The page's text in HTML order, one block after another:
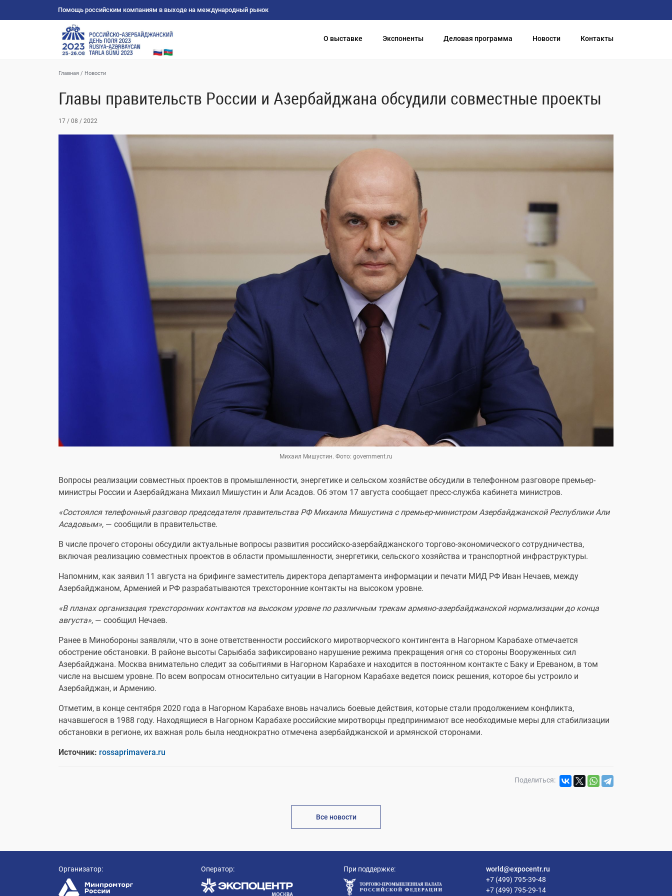
Помощь российским компаниям в выходе на международный рынок
О выставке Экспоненты Деловая программа Новости Контакты
Главная / Новости
Главы правительств России и Азербайджана обсудили совместные проекты
17 / 08 / 2022
Михаил Мишустин. Фото: government.ru
Вопросы реализации совместных проектов в промышленности, энергетике и сельском хозяйстве обсудили в телефонном разговоре премьер-
министры России и Азербайджана Михаил Мишустин и Али Асадов. Об этом 17 августа сообщает пресс-служба кабинета министров.
«Состоялся телефонный разговор председателя правительства РФ Михаила Мишустина с премьер-министром Азербайджанской Республики Али
Асадовым», — сообщили в правительстве.
В числе прочего стороны обсудили актуальные вопросы развития российско-азербайджанского торгово-экономического сотрудничества,
включая реализацию совместных проектов в области промышленности, энергетики, сельского хозяйства и транспортной инфраструктуры.
Напомним, как заявил 11 августа на брифинге заместитель директора департамента информации и печати МИД РФ Иван Нечаев, между
Азербайджаном, Арменией и РФ разрабатываются трехсторонние контакты на высоком уровне.
«В планах организация трехсторонних контактов на высоком уровне по различным трекам армяно-азербайджанской нормализации до конца
августа», — сообщил Нечаев.
Ранее в Минобороны заявляли, что в зоне ответственности российского миротворческого контингента в Нагорном Карабахе отмечается
обострение обстановки. В районе высоты Сарыбаба зафиксировано нарушение режима прекращения огня со стороны Вооруженных сил
Азербайджана. Москва внимательно следит за событиями в Нагорном Карабахе и находится в постоянном контакте с Баку и Ереваном, в том
числе на высшем уровне. По всем вопросам относительно ситуации в Нагорном Карабахе ведется поиск решения, которое бы устроило и
Азербайджан, и Армению.
Отметим, в конце сентября 2020 года в Нагорном Карабахе вновь начались боевые действия, которые стали продолжением конфликта,
начавшегося в 1988 году. Находящиеся в Нагорном Карабахе российские миротворцы предпринимают все необходимые меры для стабилизации
обстановки в регионе, их важная роль была неоднократно отмечена азербайджанской и армянской сторонами.
Источник: rossaprimavera.ru
Поделиться:
Все новости
Организатор: Оператор: При поддержке:
world@expocentr.ru
+7 (499) 795-39-48
+7 (499) 795-29-14